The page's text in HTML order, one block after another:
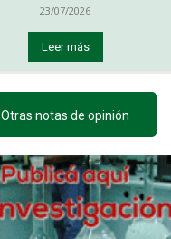
23/07/2026
Leer más
Otras notas de opinión